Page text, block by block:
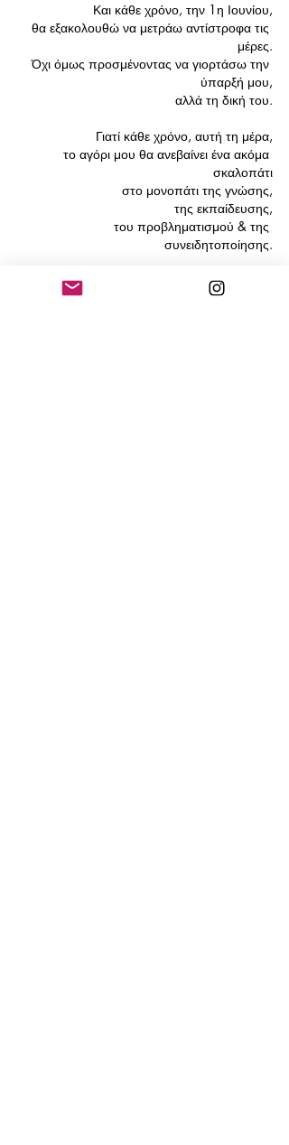
Και κάθε χρόνο, την 1η Ιουνίου,
θα εξακολουθώ να μετράω αντίστροφα τις
μέρες.
Όχι όμως προσμένοντας να γιορτάσω την
ύπαρξή μου,
αλλά τη δική του.
Γιατί κάθε χρόνο, αυτή τη μέρα,
το αγόρι μου θα ανεβαίνει ένα ακόμα
σκαλοπάτι
στο μονοπάτι της γνώσης,
της εκπαίδευσης,
του προβληματισμού & της
συνειδητοποίησης.
Κάθε χρόνο, αυτή τη μέρα,
το αγόρι μου θα γιορτάζει το  δικό του